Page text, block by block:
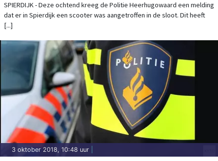
SPIERDIJK - Deze ochtend kreeg de Politie Heerhugowaard een melding
dat er in Spierdijk een scooter was aangetroffen in de sloot. Dit heeft
[...]
3 oktober 2018, 10:48 uur